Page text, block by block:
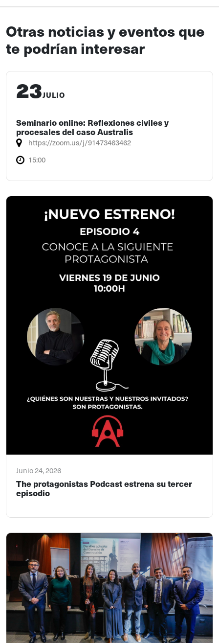
Otras noticias y eventos que
te podrían interesar
23JULIO
Seminario online: Reflexiones civiles y
procesales del caso Australis
https://zoom.us/j/91473463462
15:00
Junio 24, 2026
The protagonistas Podcast estrena su tercer
episodio